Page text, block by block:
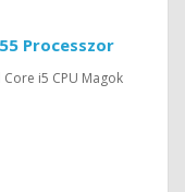
Processzor
i5 CPU Magok